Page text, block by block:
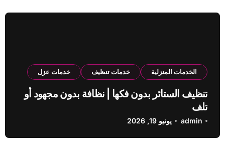
الخدمات المنزلية خدمات تنظيف خدمات عزل
تنظيف الستائر بدون فكها | نظافة بدون مجهود أو
تلف
admin يونيو 19, 2026